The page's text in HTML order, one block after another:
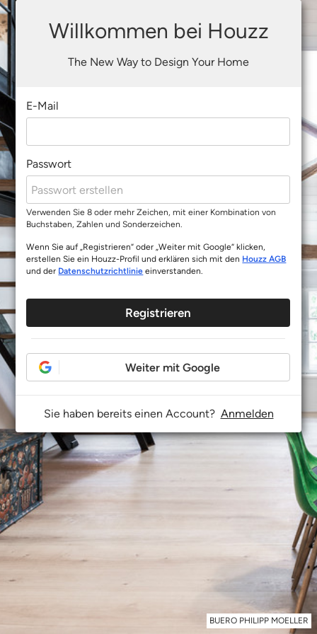
BUERO PHILIPP MOELLER
Willkommen bei Houzz
The New Way to Design Your Home
E-Mail
Passwort
Verwenden Sie 8 oder mehr Zeichen, mit einer Kombination von
Buchstaben, Zahlen und Sonderzeichen.
Wenn Sie auf „Registrieren“ oder „Weiter mit Google“ klicken,
erstellen Sie ein Houzz-Profil und erklären sich mit den Houzz AGB
und der Datenschutzrichtlinie einverstanden.
Registrieren
Weiter mit Google
Sie haben bereits einen Account? Anmelden